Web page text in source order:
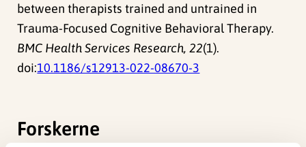
between therapists trained and untrained in
Trauma-Focused Cognitive Behavioral Therapy.
BMC Health Services Research, 22(1).
doi:10.1186/s12913-022-08670-3
Forskerne